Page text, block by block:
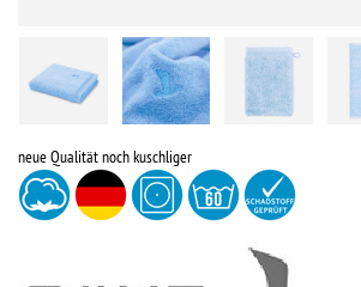
neue Qualität noch kuschliger